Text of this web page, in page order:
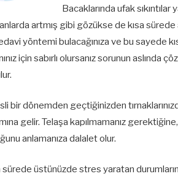
Bacaklarında ufak sıkıntılar
artmış gibi gözükse de kısa sürede
yöntemi bulacağınıza ve bu sayede
için sabırlı olursanız sorunun aslında
bir dönemden geçtiğinizden
gelir. Telaşa kapılmamanız
anlamanıza dalalet olur.
sürede üstünüzde stres yaratan durumların